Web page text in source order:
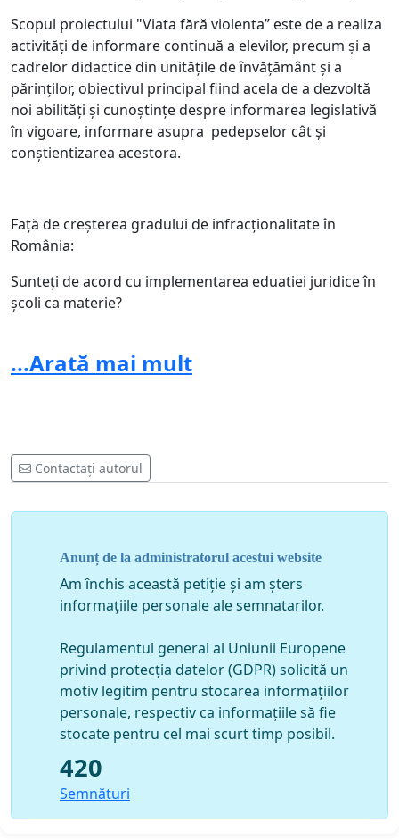
Scopul proiectului "Viata fără violenta” este de a realiza
activități de informare continuă a elevilor, precum și a
cadrelor didactice din unitățile de învățământ și a
părinților, obiectivul principal fiind acela de a dezvoltă
noi abilități și cunoștințe despre informarea legislativă
în vigoare, informare asupra pedepselor cât și
conștientizarea acestora.
Față de creșterea gradului de infracționalitate în
România:
Sunteți de acord cu implementarea eduatiei juridice în
școli ca materie?
https://www.youtube.com/watch?v=YMeGfHPQGlw
http://www.viatafaraviolenta.ro/
http://www.viatafaraviolenta.ro/wp-
content/uploads/2014/03/8.jpg
9/1957958_600616953355849_37416527_n.png
Av. Mihaela Olaru
Presedinte Asociatia Viata Fara Violenta
...Arată mai mult
Contactați autorul
Anunț de la administratorul acestui website
Am închis această petiție și am șters
informațiile personale ale semnatarilor.
Regulamentul general al Uniunii Europene
privind protecția datelor (GDPR) solicită un
motiv legitim pentru stocarea informațiilor
personale, respectiv ca informațiile să fie
stocate pentru cel mai scurt timp posibil.
420
Semnături